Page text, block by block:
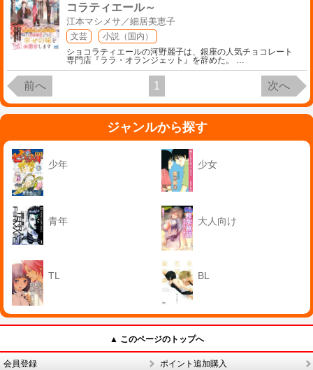
コラティエール～
江本マシメサ／細居美恵子
文芸
小説（国内）
ショコラティエールの河野麗子は、銀座の人気チョコレート
専門店『ララ・オランジェット』を辞めた。 …
前へ 1 次へ
ジャンルから探す
少年 少女
青年 大人向け
TL BL
▲ このページのトップへ
会員登録 ポイント追加購入